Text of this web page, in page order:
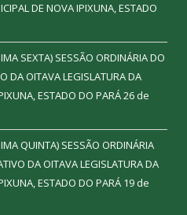
DE NOVA IPIXUNA, ESTADO
SEXTA) SESSÃO ORDINÁRIA DO
DA OITAVA LEGISLATURA DA
ESTADO DO PARÁ26 de
QUINTA) SESSÃO ORDINÁRIA
DA OITAVA LEGISLATURA DA
ESTADO DO PARÁ 19 de